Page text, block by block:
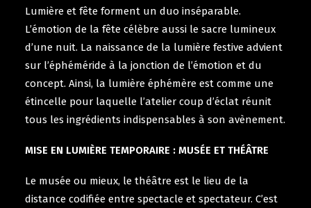
Lumière et fête forment un duo inséparable.
L’émotion de la fête célèbre aussi le sacre lumineux
d’une nuit. La naissance de la lumière festive advient
sur l’éphéméride à la jonction de l’émotion et du
concept. Ainsi, la lumière éphémère est comme une
étincelle pour laquelle l’atelier coup d’éclat réunit
tous les ingrédients indispensables à son avènement.
MISE EN LUMIÈRE TEMPORAIRE : MUSÉE ET THÉÂTRE
Le musée ou mieux, le théâtre est le lieu de la
distance codifiée entre spectacle et spectateur. C’est